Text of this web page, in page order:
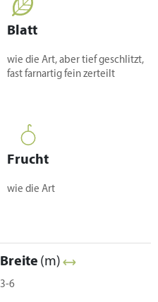
Blatt
wie die Art, aber tief geschlitzt,
fast farnartig fein zerteilt
Frucht
wie die Art
Breite (m)
3-6